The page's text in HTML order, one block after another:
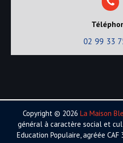
02 99 33
Copyright © 2026La Maison
général à caractère social et
Education Populaire, agréée